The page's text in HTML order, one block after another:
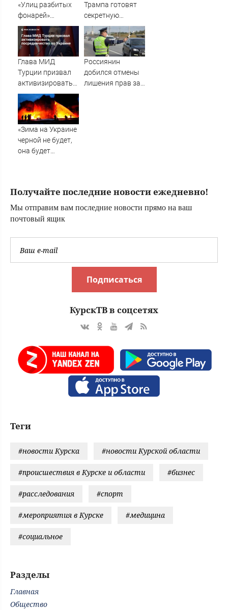
«Улиц разбитых
фонарей»
Валерий Филонов
Трампа готовят
секретную
миссию в Москву
и Киев
Глава МИД
Турции призвал
активизировать
посредничество
по Украине
Россиянин
добился отмены
лишения прав за
«Зима на Украине
черной не будет,
она будет
киевлян, даже
готовы
капитулировать
Получайте последние новости ежедневно!
Мы отправим вам последние новости прямо на ваш
почтовый ящик
Подписаться
КурскТВ в соцсетях
Теги
#новости Курска #новости Курской области
#происшествия в Курске и области #бизнес
#расследования #спорт
#мероприятия в Курске #медицина
#социальное
Разделы
Главная
Общество